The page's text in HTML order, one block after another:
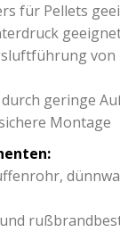
für Pellets
von
geringe
Montage